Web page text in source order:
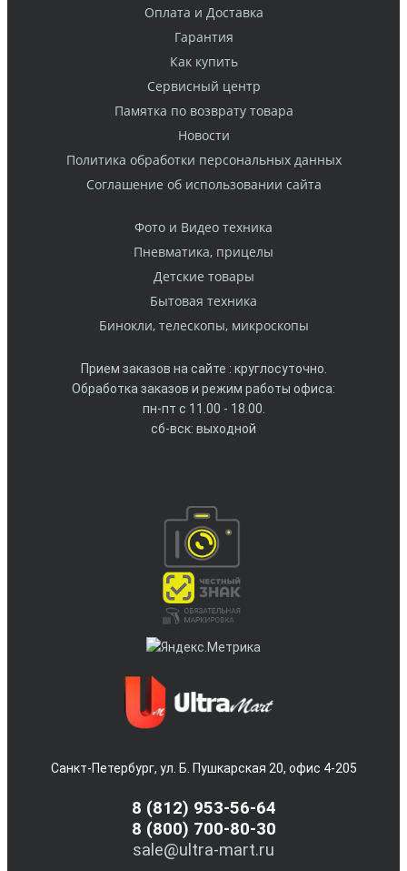
Оплата и Доставка
Гарантия
Как купить
Cервисный центр
Памятка по возврату товара
Новости
Политика обработки персональных данных
Cоглашение об использовании сайта
Фото и Видео техника
Пневматика, прицелы
Детские товары
Бытовая техника
Бинокли, телескопы, микроскопы
Прием заказов на сайте : круглосуточно.
Обработка заказов и режим работы офиса:
пн-пт с 11.00 - 18.00.
сб-вск: выходной
Санкт-Петербург, ул. Б. Пушкарская 20, офис 4-205
8 (812) 953-56-64
8 (800) 700-80-30
sale@ultra-mart.ru